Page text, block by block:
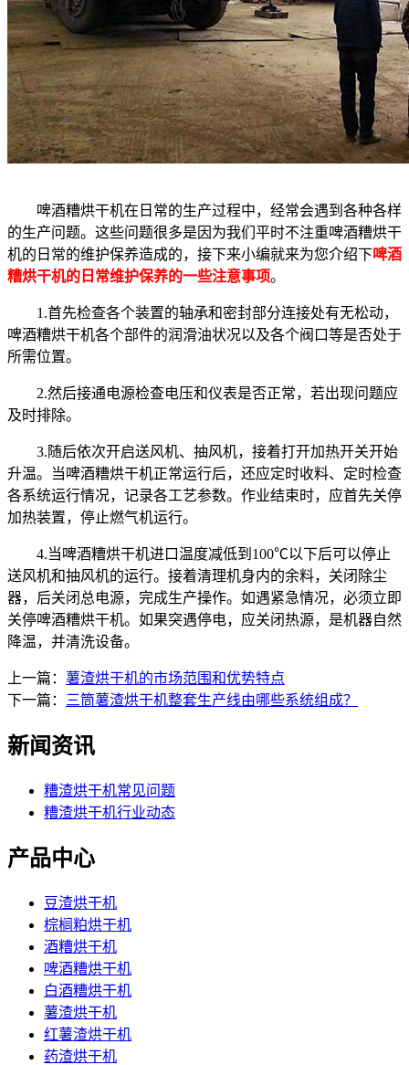
啤酒糟烘干机在日常的生产过程中，经常会遇到各种各样
的生产问题。这些问题很多是因为我们平时不注重啤酒糟烘干
机的日常的维护保养造成的，接下来小编就来为您介绍下啤酒
糟烘干机的日常维护保养的一些注意事项。
1.首先检查各个装置的轴承和密封部分连接处有无松动，
啤酒糟烘干机各个部件的润滑油状况以及各个阀口等是否处于
所需位置。
2.然后接通电源检查电压和仪表是否正常，若出现问题应
及时排除。
3.随后依次开启送风机、抽风机，接着打开加热开关开始
升温。当啤酒糟烘干机正常运行后，还应定时收料、定时检查
各系统运行情况，记录各工艺参数。作业结束时，应首先关停
加热装置，停止燃气机运行。
4.当啤酒糟烘干机进口温度减低到100℃以下后可以停止
送风机和抽风机的运行。接着清理机身内的余料，关闭除尘
器，后关闭总电源，完成生产操作。如遇紧急情况，必须立即
关停啤酒糟烘干机。如果突遇停电，应关闭热源，是机器自然
降温，并清洗设备。
上一篇： 薯渣烘干机的市场范围和优势特点
下一篇：
三筒薯渣烘干机整套生产线由哪些系统组成？
新闻资讯
糟渣烘干机常见问题
糟渣烘干机行业动态
产品中心
豆渣烘干机
棕榈粕烘干机
酒糟烘干机
啤酒糟烘干机
白酒糟烘干机
薯渣烘干机
红薯渣烘干机
药渣烘干机